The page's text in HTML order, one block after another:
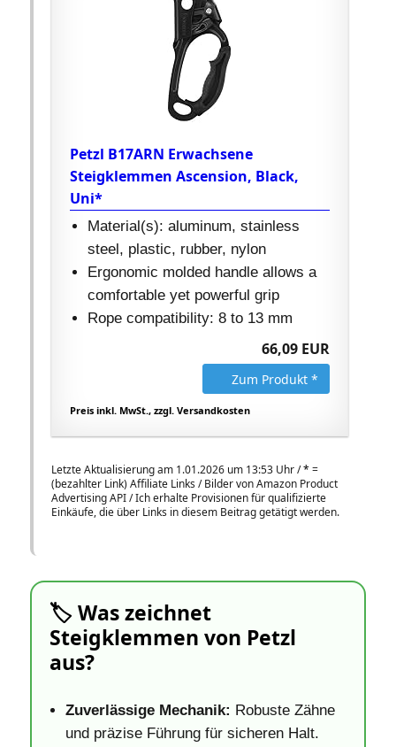
Petzl B17ARN Erwachsene
Steigklemmen Ascension, Black,
Uni*
Material(s): aluminum, stainless
steel, plastic, rubber, nylon
Ergonomic molded handle allows a
comfortable yet powerful grip
Rope compatibility: 8 to 13 mm
66,09 EUR
Zum Produkt *
Preis inkl. MwSt., zzgl. Versandkosten
Letzte Aktualisierung am 1.01.2026 um 13:53 Uhr /* =
(bezahlter Link) Affiliate Links / Bilder von Amazon Product
Advertising API / Ich erhalte Provisionen für qualifizierte
Einkäufe, die über Links in diesem Beitrag getätigt werden.
🏷️ Was zeichnet
Steigklemmen von Petzl
aus?
Zuverlässige Mechanik: Robuste Zähne
und präzise Führung für sicheren Halt.